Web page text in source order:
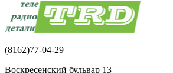
(8162)77-04-29
Воскресенский бульвар 13